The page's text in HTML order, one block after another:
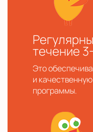
течение
Это
и
программы.